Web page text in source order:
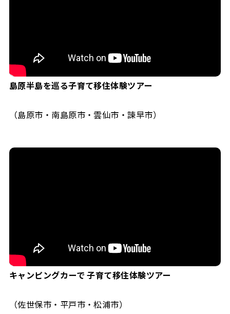
島原半島を巡る子育て移住体験ツアー
（島原市・南島原市・雲仙市・諫早市）
キャンピングカーで 子育て移住体験ツアー
（佐世保市・平戸市・松浦市）